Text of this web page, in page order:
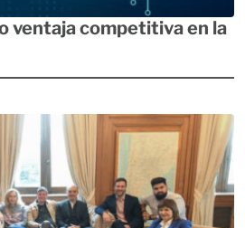
ventaja competitiva en la